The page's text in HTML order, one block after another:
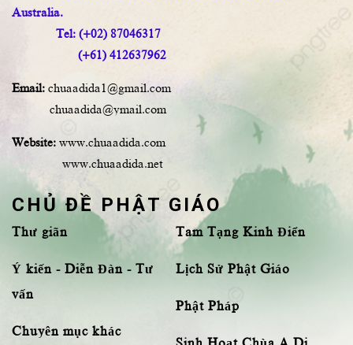
Australia.
Tel: (+02) 87046317
(+61) 412637962
Email: chuaadida1@gmail.com
chuaadida@ymail.com
Website: www.chuaadida.com
www.chuaadida.net
CHỦ ĐỀ PHẬT GIÁO
Thư giãn
Ý kiến - Diễn Đàn - Tư
vấn
Chuyên mục khác
Tam Tạng Kinh Điển
Lịch Sử Phật Giáo
Phật Pháp